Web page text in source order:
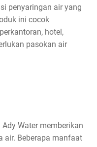
penyaringan air yang
ini cocok
hotel,
pasokan air
Water memberikan
air. Beberapa manfaat